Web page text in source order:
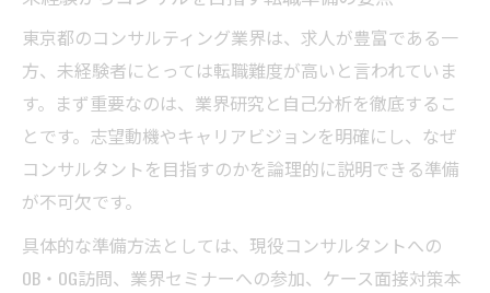
コンサルティング業界で速く昇進するコツ
コンサルで年収1000万を実現するための道
筋
年収アップを目指すコンサル転職の注意点
コンサル年収ランキングから見る成長戦略
ワークライフバランスと激務の実態に迫る
コンサルは激務か？実態と両立のポイント
東京都のコンサルティング業界は、求人が豊富である一
方、未経験者にとっては転職難度が高いと言われていま
す。まず重要なのは、業界研究と自己分析を徹底するこ
とです。志望動機やキャリアビジョンを明確にし、なぜ
コンサルタントを目指すのかを論理的に説明できる準備
が不可欠です。
具体的な準備方法としては、現役コンサルタントへの
OB・OG訪問、業界セミナーへの参加、ケース面接対策本